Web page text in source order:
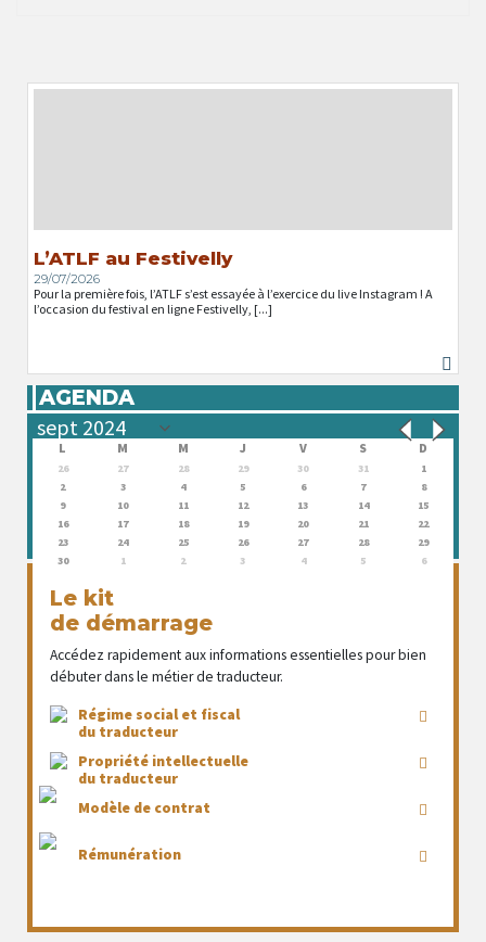
L’ATLF au Festivelly
29/07/2026
Pour la première fois, l’ATLF s’est essayée à l’exercice du live Instagram ! A
l’occasion du festival en ligne Festivelly, [...]
AGENDA
L M M J V S D
26 27 28 29 30 31
1
2
3 4 5 6 7
8
9
10 11 12 13 14
15
16
17 18 19 20 21
22
23
24 25 26 27 28
29
30
1 2 3 4 5 6
Le kit
de démarrage
Accédez rapidement aux informations essentielles pour bien
débuter dans le métier de traducteur.
Régime social et fiscal
du traducteur
Propriété intellectuelle
du traducteur
Modèle de contrat
Rémunération